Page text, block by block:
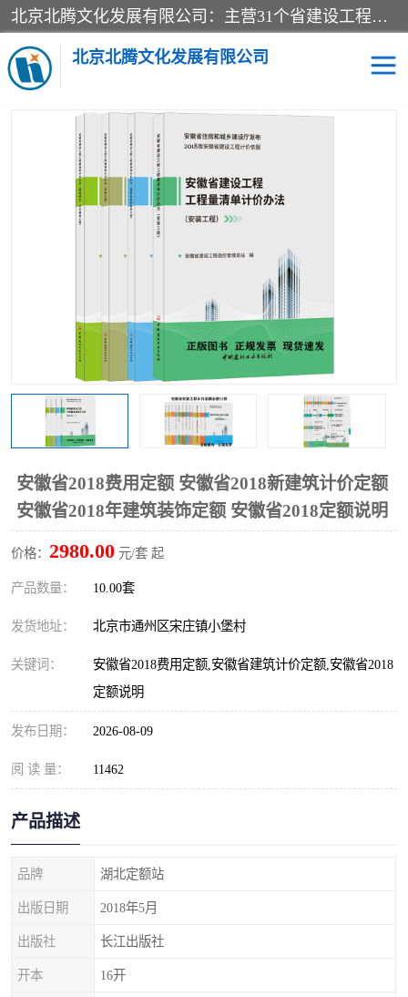
北京北腾文化发展有限公司：主营31个省建设工程预算书,工程预算软件,工程计价依据,工程造价定额,工程量清单计价定额,建设工程量消耗量定额,各行业工程预算定额,铁路定额,电力定额,矿山定额,*,黄金定额,钢铁企业检修定额,中石化安装检修定额,煤矿图书,医院书籍等.诚信的经营，在发展的同时公司不忘不断总结不断优化为客户的服务，和一如既往的热情赢得了新老客户的极高评价及青睐。
北京北腾文化发展有限公司
当前位置：首页>供应商机>安徽省建设工程预算定额> 安徽省
2018费用定额 安徽省2018新建筑计价定额 安徽省2018年建筑装饰定
额 安徽省2018定额说明
安徽省2018费用定额 安徽省2018新建筑计价定额
安徽省2018年建筑装饰定额 安徽省2018定额说明
价格： 2980.00 元/套 起
产品数量： 10.00套
发货地址： 北京市通州区宋庄镇小堡村
关键词：
安徽省2018费用定额,安徽省建筑计价定额,安徽省2018
定额说明
发布日期： 2026-08-09
阅 读 量： 11462
产品描述
品牌 湖北定额站
出版日期 2018年5月
出版社 长江出版社
开本 16开
医院图书
电力图书 煤矿图书
铁路建设工程预算定额
石油化工安装预算定额
新石油化工检修定额 石油化工概算定额数据
石油建设安装工程预算定 长输管道工程检修维修预
算定额
山东省工程预算定额 法律图书
电网技改,拆除,检修定额 炼油化工计价依据定额
信息通信建设工程预算定
额
火力发电机组检修定额
湖北建设工程消耗量定额
冶金工业建设工程预算定
额
电子工程概预算定额
疏浚工程预算定额
吉林建设工程计价定额
福建建设工程预算定额